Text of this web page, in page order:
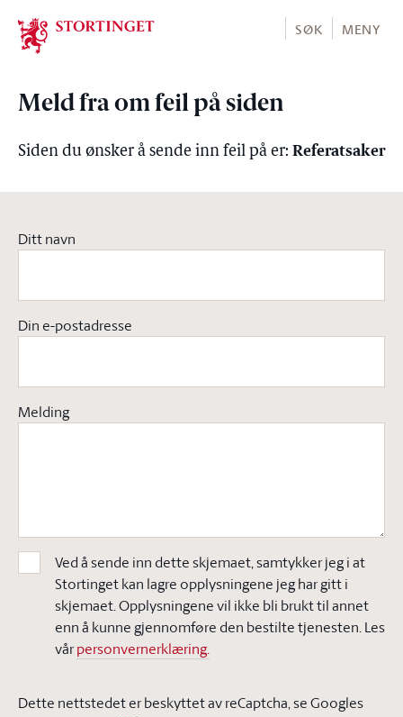
Stortinget.no
SØK MENY
Meld fra om feil på siden
Siden du ønsker å sende inn feil på er: Referatsaker
Ditt navn
Din e-postadresse
Melding
Ved å sende inn dette skjemaet, samtykker jeg i at
Stortinget kan lagre opplysningene jeg har gitt i
skjemaet. Opplysningene vil ikke bli brukt til annet
enn å kunne gjennomføre den bestilte tjenesten. Les
vårpersonvernerklæring.
Dette nettstedet er beskyttet av reCaptcha, se Googles